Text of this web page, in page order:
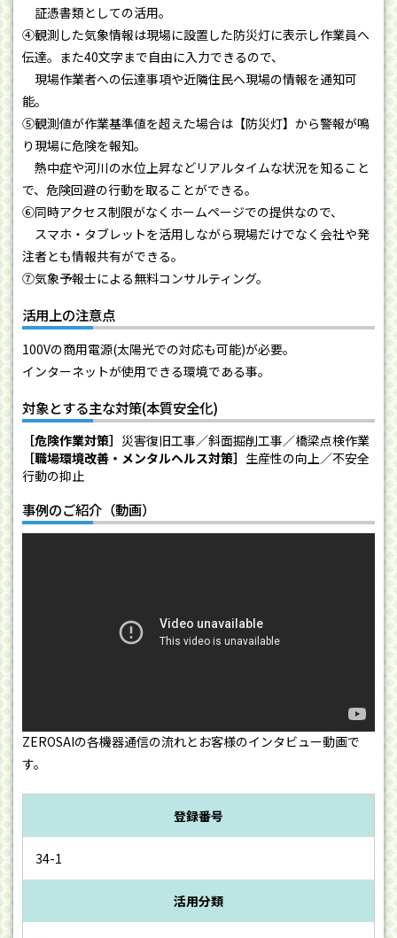
証憑書類としての活用。
④観測した気象情報は現場に設置した防災灯に表示し作業員へ
伝達。また40文字まで自由に入力できるので、
現場作業者への伝達事項や近隣住民へ現場の情報を通知可
能。
⑤観測値が作業基準値を超えた場合は【防災灯】から警報が鳴
り現場に危険を報知。
熱中症や河川の水位上昇などリアルタイムな状況を知ること
で、危険回避の行動を取ることができる。
⑥同時アクセス制限がなくホームページでの提供なので、
スマホ・タブレットを活用しながら現場だけでなく会社や発
注者とも情報共有ができる。
⑦気象予報士による無料コンサルティング。
活用上の注意点
100Vの商用電源(太陽光での対応も可能)が必要。
インターネットが使用できる環境である事。
対象とする主な対策(本質安全化)
［危険作業対策］ 災害復旧工事／斜面掘削工事／橋梁点検作業
［職場環境改善・メンタルヘルス対策］ 生産性の向上／不安全
行動の抑止
事例のご紹介（動画）
ZEROSAIの各機器通信の流れとお客様のインタビュー動画で
す。
登録番号
34-1
活用分類